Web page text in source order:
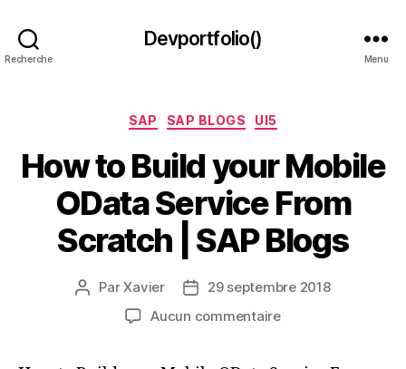
Recherche
Devportfolio()
Menu
Catégories
SAP SAP BLOGS UI5
How to Build your Mobile
OData Service From
Scratch | SAP Blogs
Auteur
ParXavier
Date29 septembre 2018
Aucun commentairesur